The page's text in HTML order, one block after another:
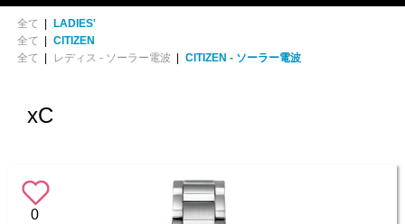
全て | LADIES'
全て | CITIZEN
全て | レディス - ソーラー電波 | CITIZEN - ソーラー電波
xC
0